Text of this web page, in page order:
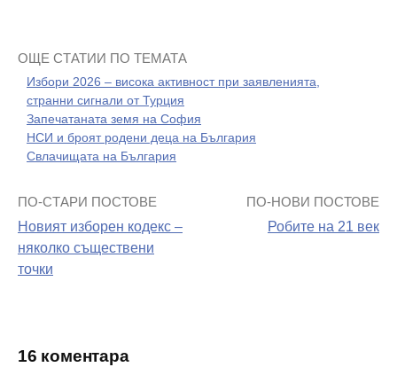
ОЩЕ СТАТИИ ПО ТЕМАТА
Избори 2026 – висока активност при заявленията,
странни сигнали от Турция
Запечатаната земя на София
НСИ и броят родени деца на България
Свлачищата на България
Навигация
на
поста
ПО-СТАРИ ПОСТОВЕ
Новият изборен кодекс –
няколко съществени
точки
ПО-НОВИ ПОСТОВЕ
Робите на 21 век
16 коментара